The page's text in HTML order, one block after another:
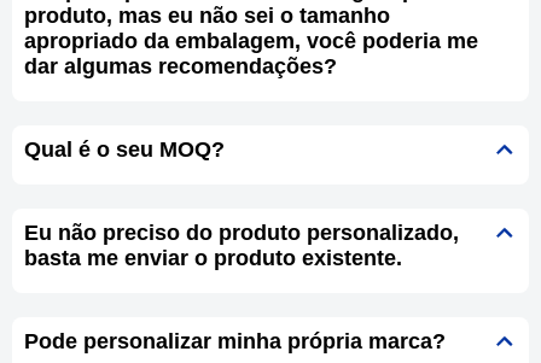
produto, mas eu não sei o tamanho
apropriado da embalagem, você poderia me
dar algumas recomendações?
Qual é o seu MOQ?
Eu não preciso do produto personalizado,
basta me enviar o produto existente.
Pode personalizar minha própria marca?